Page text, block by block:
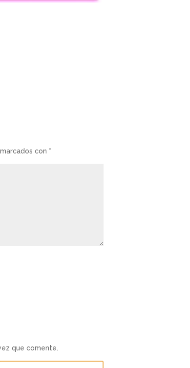
con *
que comente.